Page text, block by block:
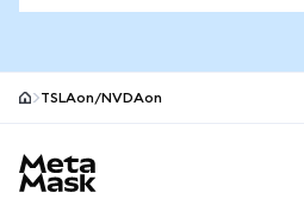
TSLAon/NVDAon